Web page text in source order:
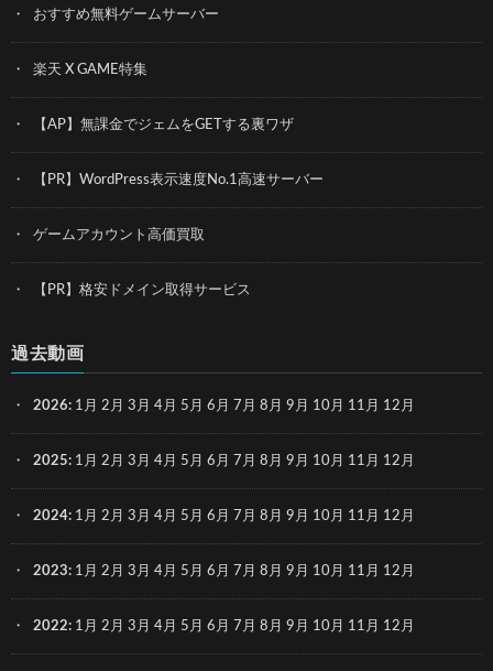
おすすめ無料ゲームサーバー
楽天 X GAME特集
【AP】無課金でジェムをGETする裏ワザ
【PR】WordPress表示速度No.1高速サーバー
ゲームアカウント高価買取
【PR】格安ドメイン取得サービス
過去動画
2026: 1月 2月 3月 4月 5月 6月 7月 8月 9月 10月 11月 12月
2025: 1月 2月 3月 4月 5月 6月 7月 8月 9月 10月 11月 12月
2024: 1月 2月 3月 4月 5月 6月 7月 8月 9月 10月 11月 12月
2023: 1月 2月 3月 4月 5月 6月 7月 8月 9月 10月 11月 12月
2022: 1月 2月 3月 4月 5月 6月 7月 8月 9月 10月 11月 12月